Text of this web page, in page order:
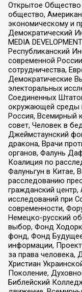
Открытое
общество,
экономическому и
Демократический
MEDIA
Республиканский
современной
сотрудничества,
Демократические
электоральных
Соединенных
окружающей среды
Россия, Всемирный
совет, Человек в
Джеймстаунский
дракона, Врачи
органов, Фалунь
Коалиция по
Фалуньгун в Китае,
расследованию
гражданский
исследований при
современности,
Немецко-русский
выбор, Фонд
фонд, Фонд
информации,
за права человека,
Христиан
Поколение,
Библейский